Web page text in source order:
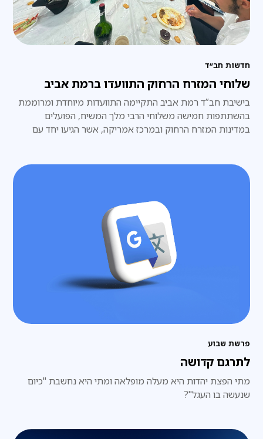
חדשות חב״ד
שלוחי המזרח הרחוק התוועדו ברמת אביב
בישיבת חב”ד רמת אביב התקיימה התוועדות מיוחדת ומרוממת
בהשתתפות חמישה משלוחי הרבי מלך המשיח, הפועלים
במדינות המזרח הרחוק ובמרכז אמריקה, אשר הגיעו יחד עם
פרשת שבוע
לתרגם קדושה
מתי הפצת יהדות היא מעלה מופלאה ומתי היא נחשבת "כיום
שנעשה בו העגל"?